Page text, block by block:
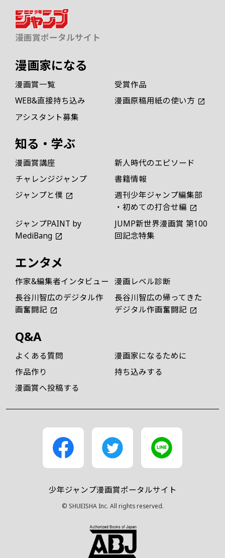
漫画賞ポータルサイト
漫画家になる
漫画賞一覧
受賞作品
WEB&直接持ち込み
漫画原稿用紙の使い方
アシスタント募集
知る・学ぶ
漫画賞講座
新人時代のエピソード
チャレンジジャンプ
書籍情報
ジャンプと僕
週刊少年ジャンプ編集部
・初めての打合せ編
ジャンプPAINT by
MediBang
JUMP新世界漫画賞 第100
回記念特集
エンタメ
作家&編集者インタビュー 漫画レベル診断
長谷川智広のデジタル作
画奮闘記
長谷川智広の帰ってきた
デジタル作画奮闘記
Q&A
よくある質問
漫画家になるために
作品作り
持ち込みする
漫画賞へ投稿する
少年ジャンプ漫画賞ポータルサイト
© SHUEISHA Inc. All rights reserved.